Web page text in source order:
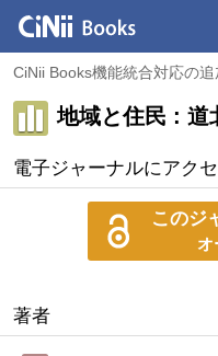
CiNii Books機能統合対応の
地域と住民 : 道
電子ジャーナルにアク
このジ
オ
著者